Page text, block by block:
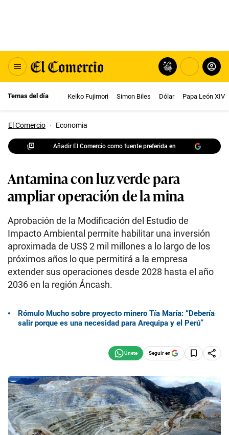
Temas del día Keiko Fujimori Simon Biles Dólar Papa León XIV
El Comercio · Economia
Añadir El Comercio como fuente preferida en
Antamina con luz verde para
ampliar operación de la mina
Aprobación de la Modificación del Estudio de
Impacto Ambiental permite habilitar una inversión
aproximada de US$ 2 mil millones a lo largo de los
próximos años lo que permitirá a la empresa
extender sus operaciones desde 2028 hasta el año
2036 en la región Áncash.
Rómulo Mucho sobre proyecto minero Tía María: “Debería
salir porque es una necesidad para Arequipa y el Perú”
Seguir en